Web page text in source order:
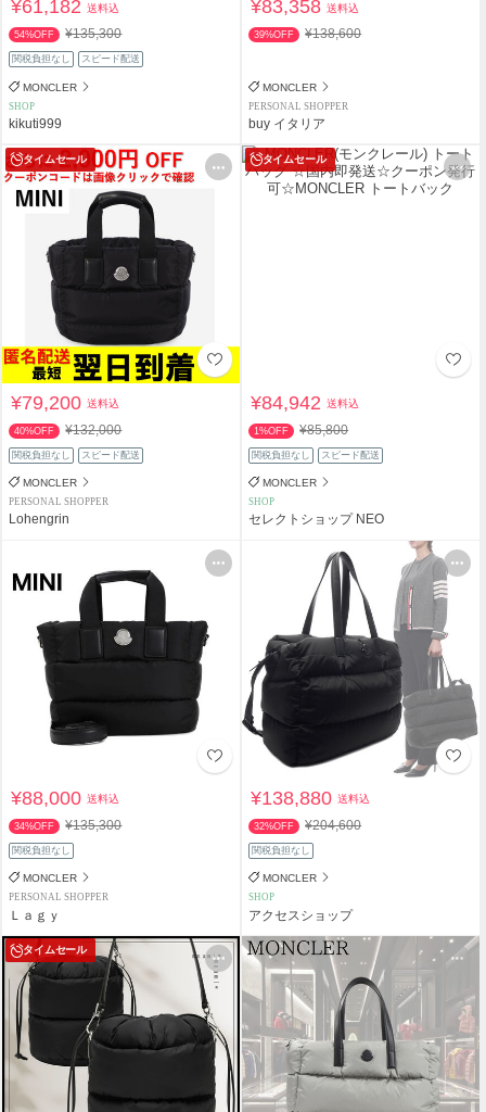
¥61,182送料込
54%OFF ¥135,300
関税負担なし スピード配送
MONCLER
SHOP
kikuti999
¥83,358送料込
39%OFF ¥138,600
MONCLER
PERSONAL SHOPPER
buy イタリア
タイムセール
¥79,200送料込
40%OFF ¥132,000
関税負担なし スピード配送
MONCLER
PERSONAL SHOPPER
Lohengrin
タイムセール
¥84,942送料込
1%OFF ¥85,800
関税負担なし スピード配送
MONCLER
SHOP
セレクトショップ NEO
¥88,000送料込
34%OFF ¥135,300
関税負担なし
MONCLER
PERSONAL SHOPPER
Ｌａｇｙ
¥138,880送料込
32%OFF ¥204,600
関税負担なし
MONCLER
SHOP
アクセスショップ
タイムセール